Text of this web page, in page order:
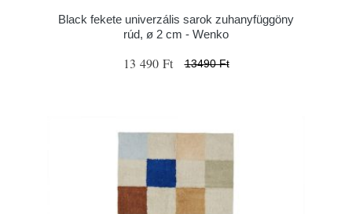
Black fekete univerzális sarok zuhanyfüggöny
rúd, ø 2 cm - Wenko
13 490 Ft 13490 Ft